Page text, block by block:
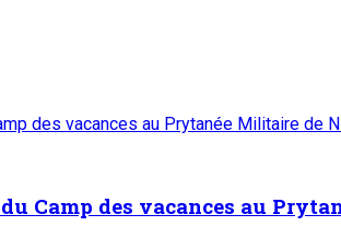
des vacances au Prytanée Militaire
Camp des vacances au